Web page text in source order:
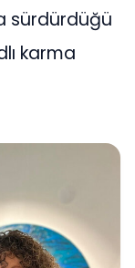
sürdürdüğü
karma